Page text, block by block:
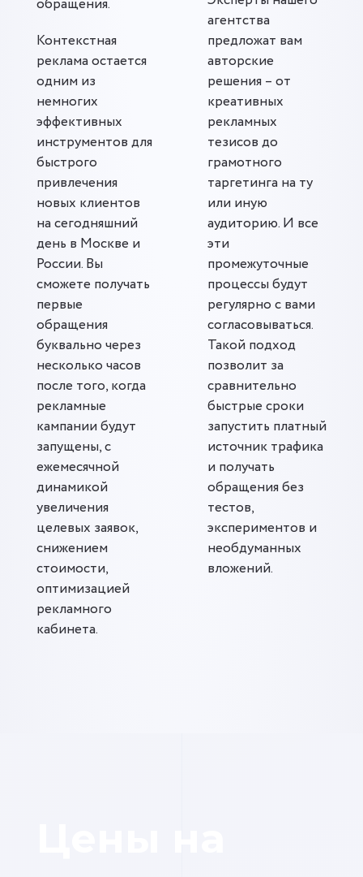
обращения.
Контекстная
реклама остается
одним из
немногих
эффективных
инструментов для
быстрого
привлечения
новых клиентов
на сегодняшний
день в Москве и
России. Вы
сможете получать
первые
обращения
буквально через
несколько часов
после того, когда
рекламные
кампании будут
запущены, с
ежемесячной
динамикой
увеличения
целевых заявок,
снижением
стоимости,
оптимизацией
рекламного
кабинета.
агентства
предложат вам
авторские
решения – от
креативных
рекламных
тезисов до
грамотного
таргетинга на ту
или иную
аудиторию. И все
эти
промежуточные
процессы будут
регулярно с вами
согласовываться.
Такой подход
позволит за
сравнительно
быстрые сроки
запустить платный
источник трафика
и получать
обращения без
тестов,
экспериментов и
необдуманных
вложений.